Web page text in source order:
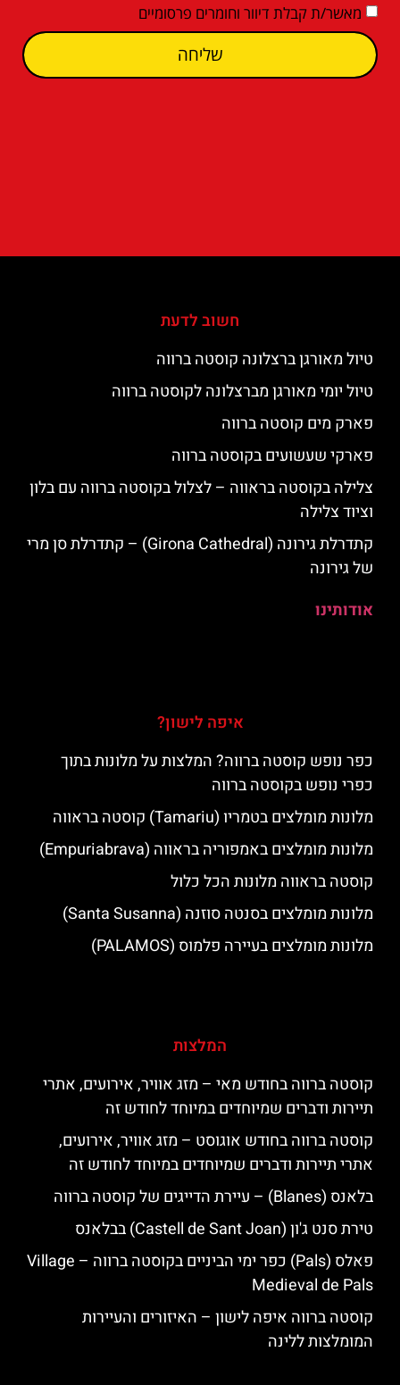
מאשר/ת קבלת דיוור וחומרים פרסומיים
שליחה
חשוב לדעת
טיול מאורגן ברצלונה קוסטה ברווה
טיול יומי מאורגן מברצלונה לקוסטה ברווה
פארק מים קוסטה ברווה
פארקי שעשועים בקוסטה ברווה
צלילה בקוסטה בראווה – לצלול בקוסטה ברווה עם בלון
וציוד צלילה
קתדרלת גירונה (Girona Cathedral) – קתדרלת סן מרי
של גירונה
אודותינו
איפה לישון?
כפר נופש קוסטה ברווה? המלצות על מלונות בתוך
כפרי נופש בקוסטה ברווה
מלונות מומלצים בטמריו (Tamariu) קוסטה בראווה
מלונות מומלצים באמפוריה בראווה (Empuriabrava)
קוסטה בראווה מלונות הכל כלול
מלונות מומלצים בסנטה סוזנה (Santa Susanna)
מלונות מומלצים בעיירה פלמוס (PALAMOS)
המלצות
קוסטה ברווה בחודש מאי – מזג אוויר, אירועים, אתרי
תיירות ודברים שמיוחדים במיוחד לחודש זה
קוסטה ברווה בחודש אוגוסט – מזג אוויר, אירועים,
אתרי תיירות ודברים שמיוחדים במיוחד לחודש זה
בלאנס (Blanes) – עיירת הדייגים של קוסטה ברווה
טירת סנט ג'ון (Castell de Sant Joan) בבלאנס
פאלס (Pals) כפר ימי הביניים בקוסטה ברווה – ‪‪Village
Medieval de Pals‬‬
קוסטה ברווה איפה לישון – האיזורים והעיירות
המומלצות ללינה